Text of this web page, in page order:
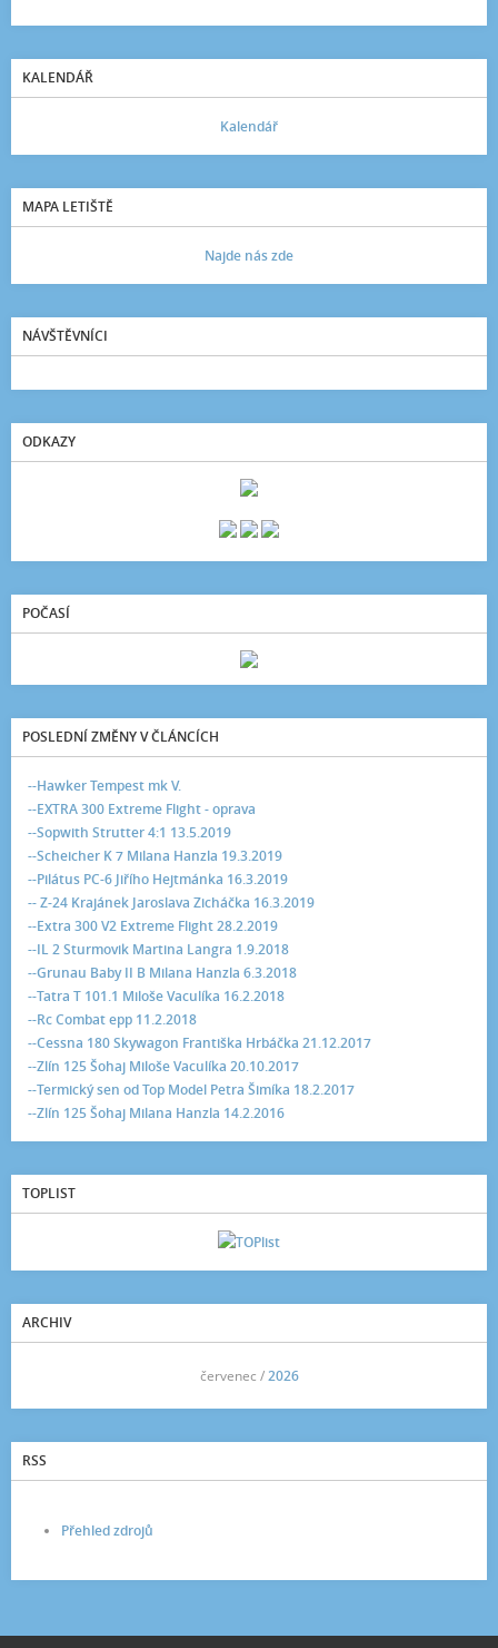
KALENDÁŘ
Kalendář
MAPA LETIŠTĚ
Najde nás zde
NÁVŠTĚVNÍCI
ODKAZY
POČASÍ
POSLEDNÍ ZMĚNY V ČLÁNCÍCH
--Hawker Tempest mk V.
--EXTRA 300 Extreme Flight - oprava
--Sopwith Strutter 4:1 13.5.2019
--Scheicher K 7 Milana Hanzla 19.3.2019
--Pilátus PC-6 Jiřího Hejtmánka 16.3.2019
-- Z-24 Krajánek Jaroslava Zicháčka 16.3.2019
--Extra 300 V2 Extreme Flight 28.2.2019
--IL 2 Sturmovik Martina Langra 1.9.2018
--Grunau Baby II B Milana Hanzla 6.3.2018
--Tatra T 101.1 Miloše Vaculíka 16.2.2018
--Rc Combat epp 11.2.2018
--Cessna 180 Skywagon Františka Hrbáčka 21.12.2017
--Zlín 125 Šohaj Miloše Vaculíka 20.10.2017
--Termický sen od Top Model Petra Šimíka 18.2.2017
--Zlín 125 Šohaj Milana Hanzla 14.2.2016
TOPLIST
ARCHIV
červenec /2026
RSS
Přehled zdrojů